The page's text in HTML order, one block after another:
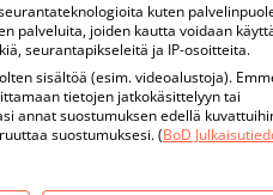
kuten
palveluita, joiden kautta voidaan
seurantapikseleitä ja IP-osoitteita.
sisältöä (esim. videoalustoja).
tietojen jatkokäsittelyyn tai
annat suostumuksen edellä
suostumuksesi. (BoD